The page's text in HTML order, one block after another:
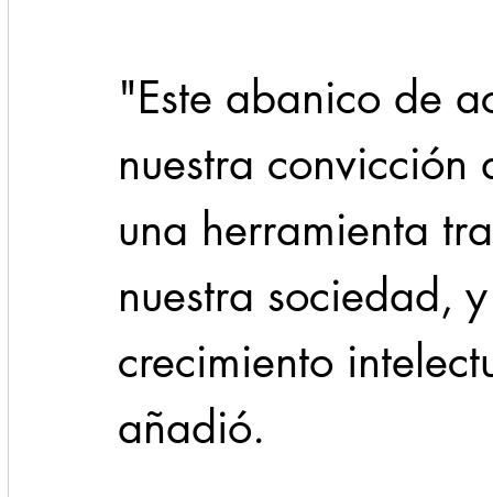
"Este abanico de
nuestra
una herramienta
nuestra sociedad,
crecimiento
añadió.